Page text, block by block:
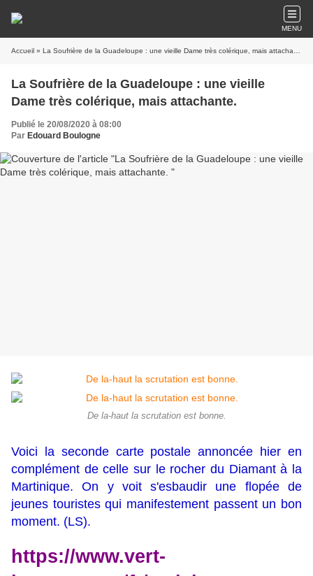
MENU
Accueil » La Soufrière de la Guadeloupe : une vieille Dame très colérique, mais attachante.
La Soufrière de la Guadeloupe : une vieille
Dame très colérique, mais attachante.
Publié le 20/08/2020 à 08:00
Par Edouard Boulogne
De la-haut la scrutation est bonne.
Voici la seconde carte postale annoncée hier en
complément de celle sur le rocher du Diamant à la
Martinique. On y voit s'esbaudir une flopée de
jeunes touristes qui manifestement passent un bon
moment. (LS).
https://www.vert-